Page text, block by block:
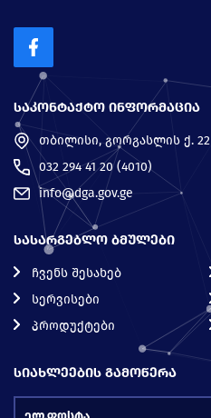
ᲡᲐᲙᲝᲜᲢᲐᲥᲢᲝ ᲘᲜᲤᲝᲠᲛᲐᲪᲘᲐ
თბილისი, გორგასლის ქ. 22
032 294 41 20 (4010)
info@dga.gov.ge
ᲡᲐᲡᲐᲠᲒᲔᲑᲚᲝ ᲑᲛᲣᲚᲔᲑᲘ
ჩვენს შესახებ
სერვისები
პროდუქტები
ᲡᲘᲐᲮᲚᲔᲔᲑᲘᲡ ᲒᲐᲛᲝᲬᲔᲠᲐ